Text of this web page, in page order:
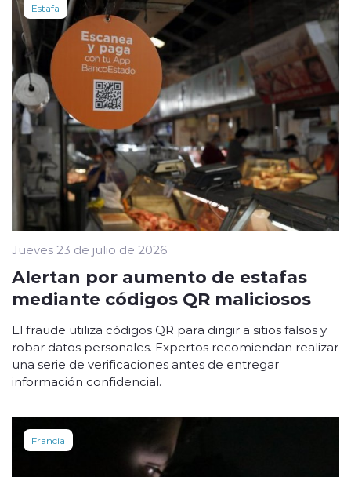
Estafa
Jueves 23 de julio de 2026
Alertan por aumento de estafas
mediante códigos QR maliciosos
El fraude utiliza códigos QR para dirigir a sitios falsos y
robar datos personales. Expertos recomiendan realizar
una serie de verificaciones antes de entregar
información confidencial.
Francia